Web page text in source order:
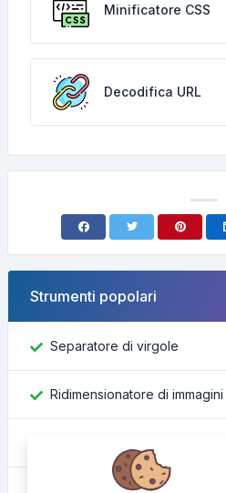
Minificatore CSS
Decodifica URL
Strumenti popolari
Separatore di virgole
Ridimensionatore di immagini